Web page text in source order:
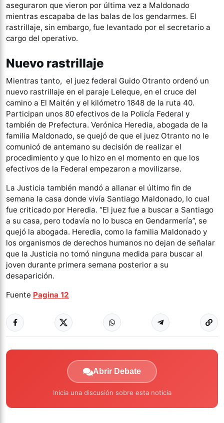
aseguraron que vieron por última vez a Maldonado
mientras escapaba de las balas de los gendarmes. El
rastrillaje, sin embargo, fue levantado por el secretario a
cargo del operativo.
Nuevo rastrillaje
Mientras tanto, el juez federal Guido Otranto ordenó un
nuevo rastrillaje en el paraje Leleque, en el cruce del
camino a El Maitén y el kilómetro 1848 de la ruta 40.
Participan unos 80 efectivos de la Policía Federal y
también de Prefectura. Verónica Heredia, abogada de la
familia Maldonado, se quejó de que el juez Otranto no le
comunicó de antemano su decisión de realizar el
procedimiento y que lo hizo en el momento en que los
efectivos de la Federal empezaron a movilizarse.
La Justicia también mandó a allanar el último fin de
semana la casa donde vivía Santiago Maldonado, lo cual
fue criticado por Heredia. “El juez fue a buscar a Santiago
a su casa, pero todavía no lo busca en Gendarmería”, se
quejó la abogada. Heredia, como la familia Maldonado y
los organismos de derechos humanos no dejan de señalar
que la Justicia no tomó ninguna medida para buscar al
joven durante primera semana posterior a su
desaparición.
Fuente Pagina 12
Abrir Debate
Inicia una discusión sobre esta noticia